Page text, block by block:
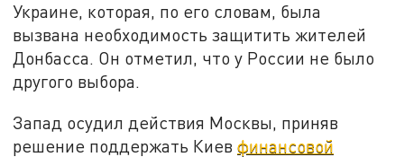
Украине, которая, по его словам, была
вызвана необходимость защитить жителей
Донбасса. Он отметил, что у России не было
другого выбора.
Запад осудил действия Москвы, приняв
решение поддержать Киевфинансовой